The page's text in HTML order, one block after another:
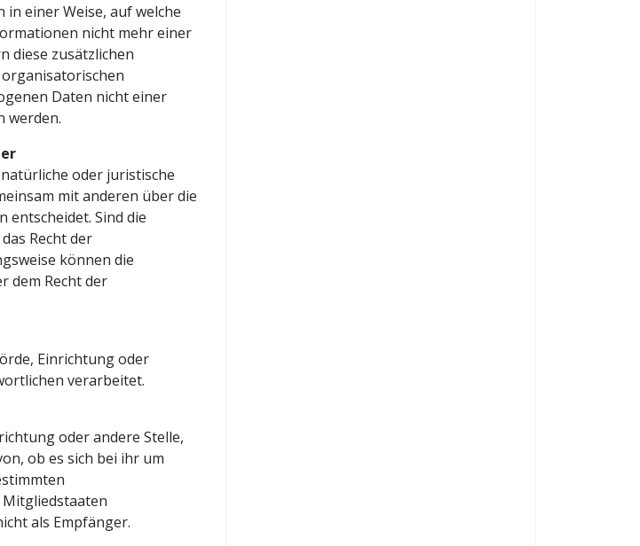
einer Weise, auf welche
nicht mehr einer
diese zusätzlichen
Daten nicht einer
werden.
oder juristische
mit anderen über die
Sind die
Recht der
können die
dem Recht der
Einrichtung oder
verarbeitet.
oder andere Stelle,
ob es sich bei ihr um
als Empfänger.